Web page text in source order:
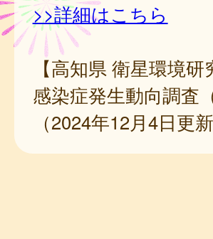
>>詳細はこちら
【高知県 衛星環境研
感染症発生動向調査
（2024年12月4日更